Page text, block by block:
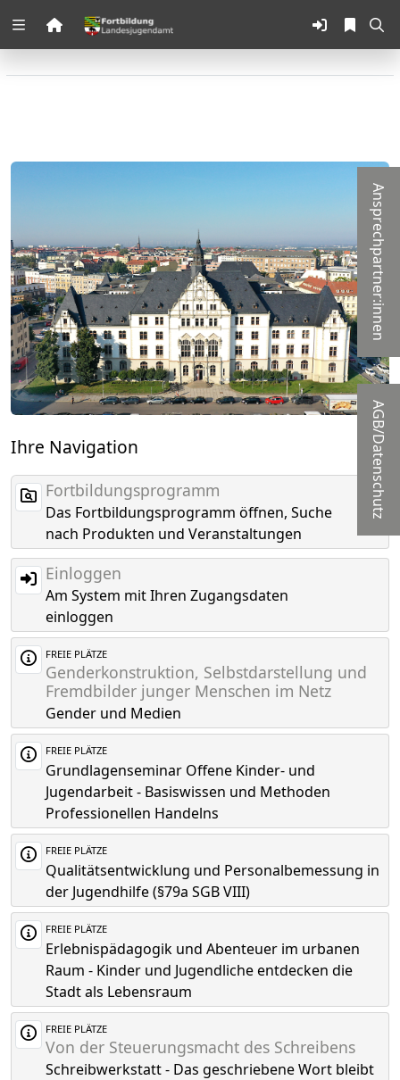
Zuklappen
Loading
Loading
Loading Ansprechpartner:innen
AGB/Datenschutz
Ihre Navigation
Fortbildungsprogramm
Das Fortbildungsprogramm öffnen, Suche
nach Produkten und Veranstaltungen
Einloggen
Am System mit Ihren Zugangsdaten
einloggen
FREIE PLÄTZE
Genderkonstruktion, Selbstdarstellung und
Fremdbilder junger Menschen im Netz
Gender und Medien
FREIE PLÄTZE
Grundlagenseminar Offene Kinder- und
Jugendarbeit - Basiswissen und Methoden
Professionellen Handelns
FREIE PLÄTZE
Qualitätsentwicklung und Personalbemessung in
der Jugendhilfe (§79a SGB VIII)
FREIE PLÄTZE
Erlebnispädagogik und Abenteuer im urbanen
Raum - Kinder und Jugendliche entdecken die
Stadt als Lebensraum
FREIE PLÄTZE
Von der Steuerungsmacht des Schreibens
Schreibwerkstatt - Das geschriebene Wort bleibt